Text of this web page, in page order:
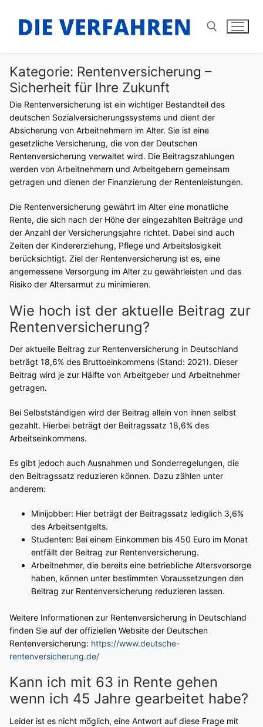
Inhalt
springen
Suchen nach:
Kategorie: Rentenversicherung –
Sicherheit für Ihre Zukunft
Die Rentenversicherung ist ein wichtiger Bestandteil des
deutschen Sozialversicherungssystems und dient der
Absicherung von Arbeitnehmern im Alter. Sie ist eine
gesetzliche Versicherung, die von der Deutschen
Rentenversicherung verwaltet wird. Die Beitragszahlungen
werden von Arbeitnehmern und Arbeitgebern gemeinsam
getragen und dienen der Finanzierung der Rentenleistungen.
Die Rentenversicherung gewährt im Alter eine monatliche
Rente, die sich nach der Höhe der eingezahlten Beiträge und
der Anzahl der Versicherungsjahre richtet. Dabei sind auch
Zeiten der Kindererziehung, Pflege und Arbeitslosigkeit
berücksichtigt. Ziel der Rentenversicherung ist es, eine
angemessene Versorgung im Alter zu gewährleisten und das
Risiko der Altersarmut zu minimieren.
Wie hoch ist der aktuelle Beitrag zur
Rentenversicherung?
Der aktuelle Beitrag zur Rentenversicherung in Deutschland
beträgt 18,6% des Bruttoeinkommens (Stand: 2021). Dieser
Beitrag wird je zur Hälfte von Arbeitgeber und Arbeitnehmer
getragen.
Bei Selbstständigen wird der Beitrag allein von ihnen selbst
gezahlt. Hierbei beträgt der Beitragssatz 18,6% des
Arbeitseinkommens.
Es gibt jedoch auch Ausnahmen und Sonderregelungen, die
den Beitragssatz reduzieren können. Dazu zählen unter
anderem:
Minijobber: Hier beträgt der Beitragssatz lediglich 3,6%
des Arbeitsentgelts.
Studenten: Bei einem Einkommen bis 450 Euro im Monat
entfällt der Beitrag zur Rentenversicherung.
Arbeitnehmer, die bereits eine betriebliche Altersvorsorge
haben, können unter bestimmten Voraussetzungen den
Beitrag zur Rentenversicherung reduzieren lassen.
Weitere Informationen zur Rentenversicherung in Deutschland
finden Sie auf der offiziellen Website der Deutschen
Rentenversicherung: https://www.deutsche-
rentenversicherung.de/
Kann ich mit 63 in Rente gehen
wenn ich 45 Jahre gearbeitet habe?
Leider ist es nicht möglich, eine Antwort auf diese Frage mit